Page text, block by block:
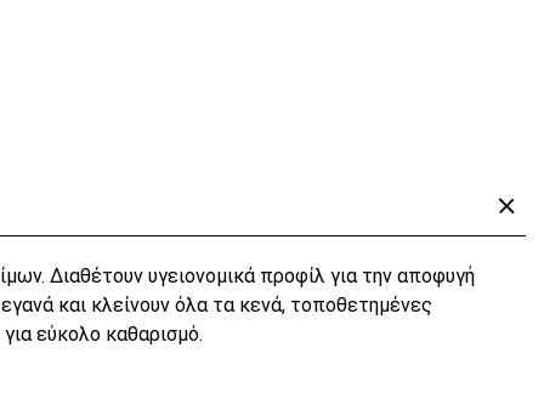
Διαθέτουν υγειονομικά προφίλ για την αποφυγή
και κλείνουν όλα τα κενά, τοποθετημένες
εύκολο καθαρισμό.